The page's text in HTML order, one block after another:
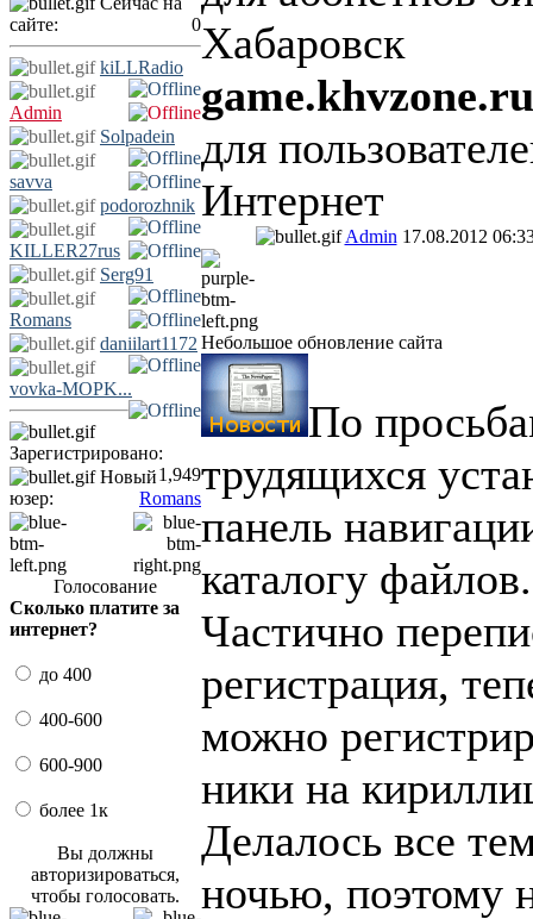
сайте:
0
kiLLRadio
Admin
Solpadein
savva
podorozhnik
KILLER27rus
Serg91
Romans
daniilart1172
vovka-MOPK...
Зарегистрировано:
1,949
Новый
юзер:
Romans
Голосование
Сколько платите за
интернет?
до 400
400-600
600-900
более 1к
Вы должны
авторизироваться,
чтобы голосовать.
Хабаровск
для
Интернет
Admin 17.08.2012
Небольшое обновление сайта
По
трудящихся
панель
каталогу файлов.
Частично
регистрация,
можно
ники на
Делалось все
ночью, поэтому